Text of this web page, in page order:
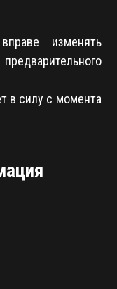
изменять
в силу с момента